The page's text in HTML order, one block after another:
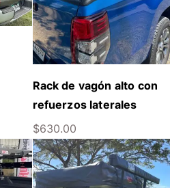
Rack de vagón alto con
refuerzos laterales
$630.00